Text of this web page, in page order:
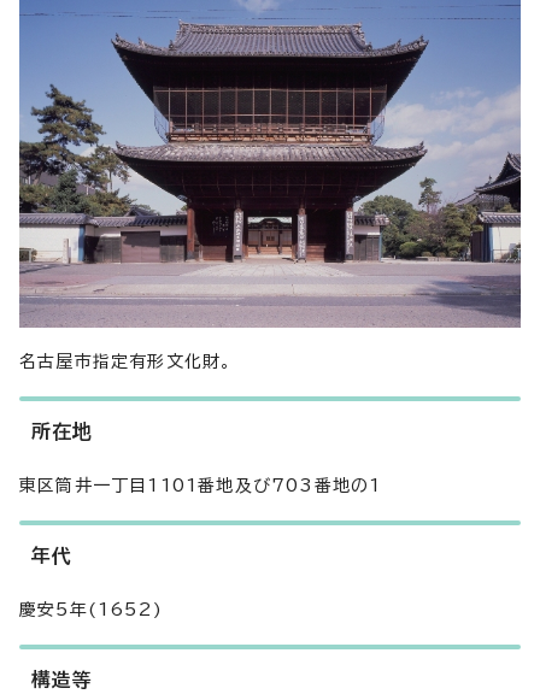
名古屋市指定有形文化財。
所在地
東区筒井一丁目1101番地及び703番地の1
年代
慶安5年(1652)
構造等